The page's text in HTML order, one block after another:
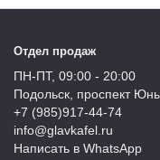
Отдел продаж
ПН-ПТ, 09:00 - 20:00
Подольск, проспект
+7 (985)917-44-74
info@glavkafel.ru
Написать в WhatsApp